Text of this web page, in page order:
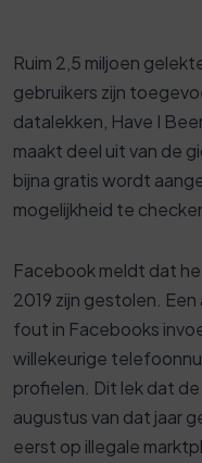
Ruim 2,5 miljoen
gebruikers zijn
datalekken, Have I
maakt deel uit van de
bijna gratis wordt
mogelijkheid te
Facebook meldt dat
2019 zijn gestolen.
fout in Facebooks
willekeurige
profielen. Dit lek dat
augustus van dat jaar
eerst op illegale